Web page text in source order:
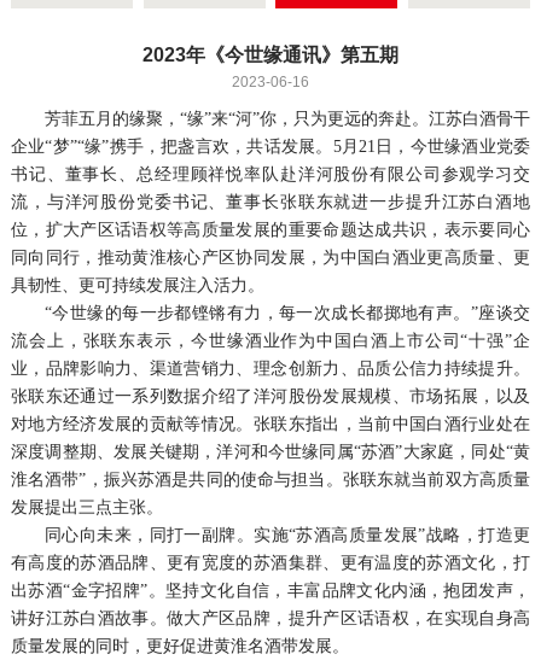
2023年《今世缘通讯》第五期
2023-06-16
芳菲五月的缘聚，“缘”来“河”你，只为更远的奔赴。江苏白酒骨干
企业“梦”“缘”携手，把盏言欢，共话发展。5月21日，今世缘酒业党委
书记、董事长、总经理顾祥悦率队赴洋河股份有限公司参观学习交
流，与洋河股份党委书记、董事长张联东就进一步提升江苏白酒地
位，扩大产区话语权等高质量发展的重要命题达成共识，表示要同心
同向同行，推动黄淮核心产区协同发展，为中国白酒业更高质量、更
具韧性、更可持续发展注入活力。
“今世缘的每一步都铿锵有力，每一次成长都掷地有声。”座谈交
流会上，张联东表示，今世缘酒业作为中国白酒上市公司“十强”企
业，品牌影响力、渠道营销力、理念创新力、品质公信力持续提升。
张联东还通过一系列数据介绍了洋河股份发展规模、市场拓展，以及
对地方经济发展的贡献等情况。张联东指出，当前中国白酒行业处在
深度调整期、发展关键期，洋河和今世缘同属“苏酒”大家庭，同处“黄
淮名酒带”，振兴苏酒是共同的使命与担当。张联东就当前双方高质量
发展提出三点主张。
同心向未来，同打一副牌。实施“苏酒高质量发展”战略，打造更
有高度的苏酒品牌、更有宽度的苏酒集群、更有温度的苏酒文化，打
出苏酒“金字招牌”。坚持文化自信，丰富品牌文化内涵，抱团发声，
讲好江苏白酒故事。做大产区品牌，提升产区话语权，在实现自身高
质量发展的同时，更好促进黄淮名酒带发展。